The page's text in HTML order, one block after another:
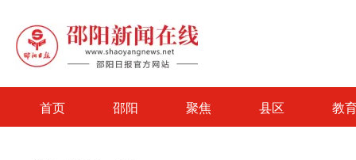
首页 邵阳 聚焦 县区 教